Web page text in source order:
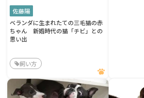
佐藤陽
ベランダに生まれたての三毛猫の赤
ちゃん 新婚時代の猫「チビ」との
思い出
飼い方